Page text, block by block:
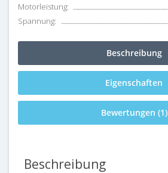
Motorleistung:
Spannung:
Beschreibung
Eigenschaften
Bewertungen (1)
Beschreibung